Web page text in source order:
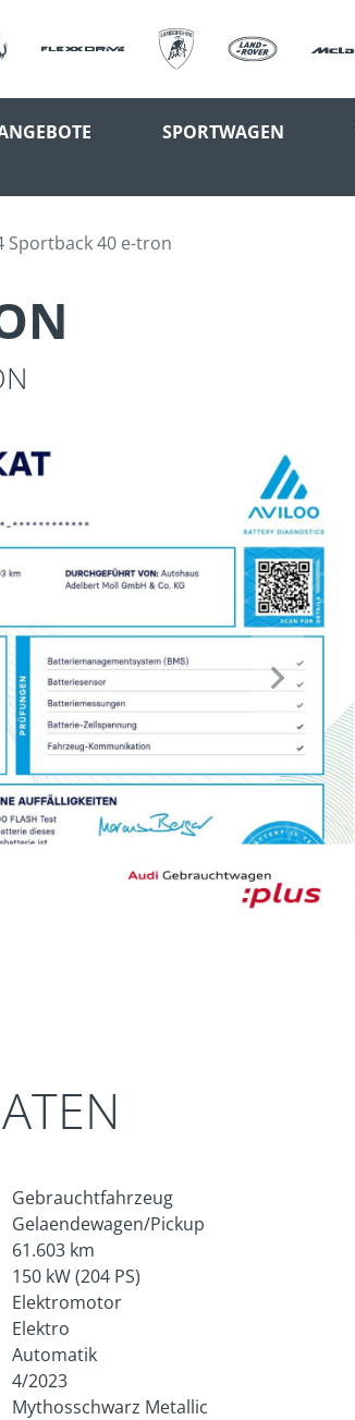
SPORTWAGEN
Sportback 40 e-tron
Next
Gebrauchtfahrzeug
Gelaendewagen/Pickup
61.603 km
150 kW (204 PS)
Elektromotor
Elektro
Automatik
4/2023
Mythosschwarz Metallic